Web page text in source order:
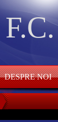
DESPRE NOI